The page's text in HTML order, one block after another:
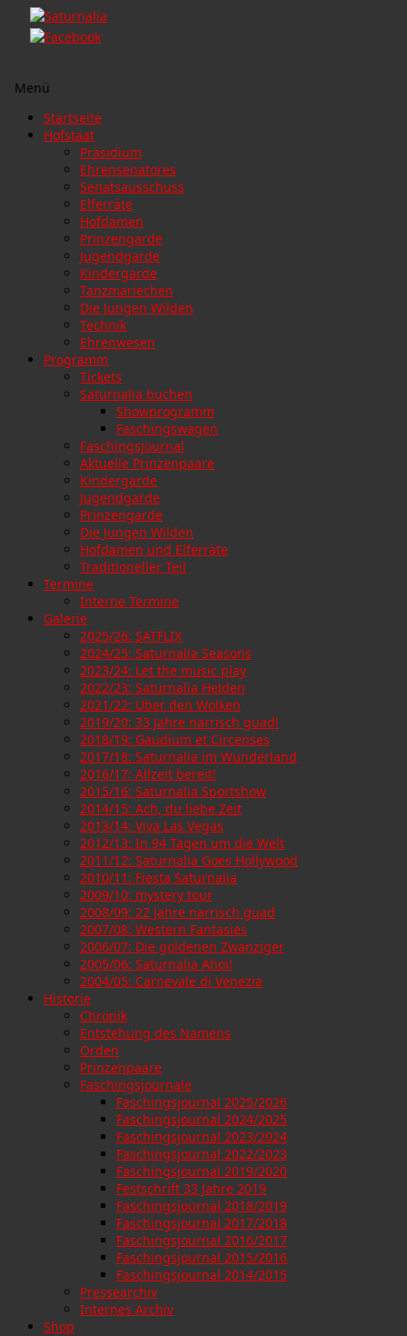
Menü
Zum
Inhalt
Startseite
Hofstaat
Präsidium
Ehrensenatores
Senatsausschuss
Elferräte
Hofdamen
Prinzengarde
Jugendgarde
Kindergarde
Tanzmariechen
Die Jungen Wilden
Technik
Ehrenwesen
Programm
Tickets
Saturnalia buchen
Showprogramm
Faschingswagen
Faschingsjournal
Aktuelle Prinzenpaare
Kindergarde
Jugendgarde
Prinzengarde
Die Jungen Wilden
Hofdamen und Elferräte
Traditioneller Teil
Termine
Interne Termine
Galerie
2025/26: SATFLIX
2024/25: Saturnalia Seasons
2023/24: Let the music play
2022/23: Saturnalia Helden
2021/22: Über den Wolken
2019/20: 33 Jahre narrisch guad!
2018/19: Gaudium et Circenses
2017/18: Saturnalia im Wunderland
2016/17: Allzeit bereit!
2015/16: Saturnalia Sportshow
2014/15: Ach, du liebe Zeit
2013/14: Viva Las Vegas
2012/13: In 94 Tagen um die Welt
2011/12: Saturnalia Goes Hollywood
2010/11: Fiesta Saturnalia
2009/10: mystery tour
2008/09: 22 Jahre narrisch guad
2007/08: Western Fantasies
2006/07: Die goldenen Zwanziger
2005/06: Saturnalia Ahoi!
2004/05: Carnevale di Venezia
Historie
Chronik
Entstehung des Namens
Orden
Prinzenpaare
Faschingsjournale
Faschingsjournal 2025/2026
Faschingsjournal 2024/2025
Faschingsjournal 2023/2024
Faschingsjournal 2022/2023
Faschingsjournal 2019/2020
Festschrift 33 Jahre 2019
Faschingsjournal 2018/2019
Faschingsjournal 2017/2018
Faschingsjournal 2016/2017
Faschingsjournal 2015/2016
Faschingsjournal 2014/2015
Pressearchiv
Internes Archiv
Shop